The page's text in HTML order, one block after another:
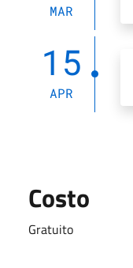
MAR
15
APR
Costo
Gratuito